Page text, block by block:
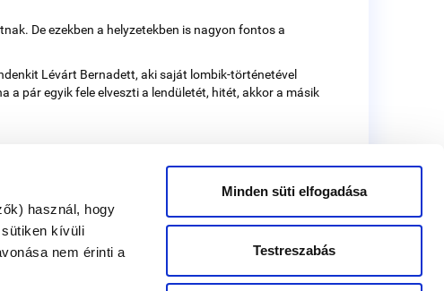
használ, hogy
kívüli
nem érinti a
Minden süti elfogadása
Testreszabás
De ezekben a helyzetekben is nagyon fontos a
Lévárt Bernadett, aki saját lombik-történetével
a pár egyik fele elveszti a lendületét, hitét, akkor a másik